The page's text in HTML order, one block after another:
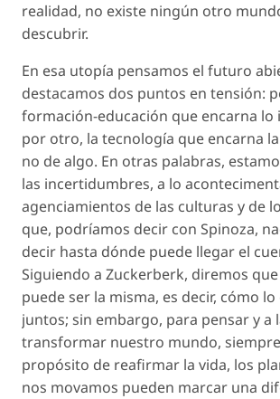
realidad, no existe ningún otro
descubrir.
En esa utopía pensamos el futuro
destacamos dos puntos en tensión:
formación-educación que encarna lo
por otro, la tecnología que encarna
no de algo. En otras palabras,
las incertidumbres, a lo
agenciamientos de las culturas y de
que, podríamos decir con Spinoza,
decir hasta dónde puede llegar el
Siguiendo a Zuckerberk, diremos
puede ser la misma, es decir, cómo
juntos; sin embargo, para pensar y a
transformar nuestro mundo,
propósito de reafirmar la vida, los
nos movamos pueden marcar una